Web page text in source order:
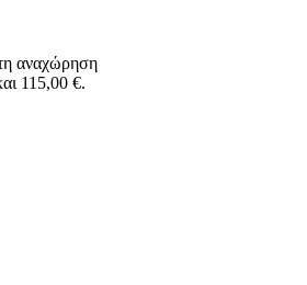
αναχώρηση
115,00 €.